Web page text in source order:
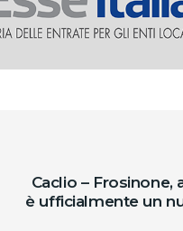
Caclio – Frosinone,
è ufficialmente un